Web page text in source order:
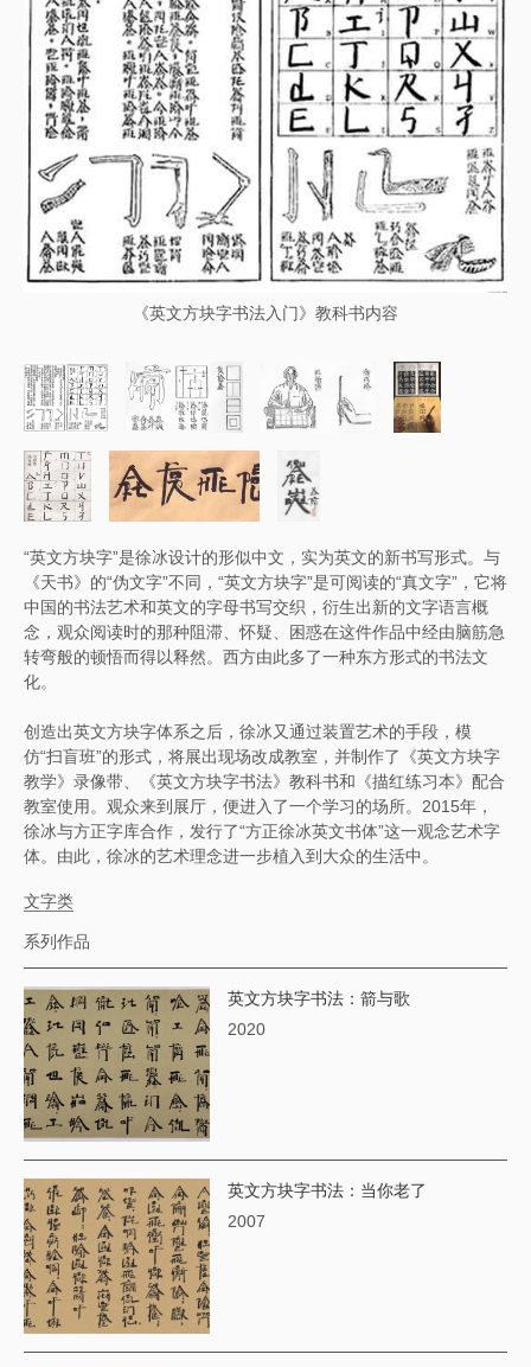
《英文方块字书法入门》教科书内容
“英文方块字”是徐冰设计的形似中文，实为英文的新书写形式。与
《天书》的“伪文字”不同，“英文方块字”是可阅读的“真文字”，它将
中国的书法艺术和英文的字母书写交织，衍生出新的文字语言概
念，观众阅读时的那种阻滞、怀疑、困惑在这件作品中经由脑筋急
转弯般的顿悟而得以释然。西方由此多了一种东方形式的书法文
化。
创造出英文方块字体系之后，徐冰又通过装置艺术的手段，模
仿“扫盲班”的形式，将展出现场改成教室，并制作了《英文方块字
教学》录像带、《英文方块字书法》教科书和《描红练习本》配合
教室使用。观众来到展厅，便进入了一个学习的场所。2015年，
徐冰与方正字库合作，发行了“方正徐冰英文书体”这一观念艺术字
体。由此，徐冰的艺术理念进一步植入到大众的生活中。
文字类
系列作品
英文方块字书法：箭与歌
2020
英文方块字书法：当你老了
2007